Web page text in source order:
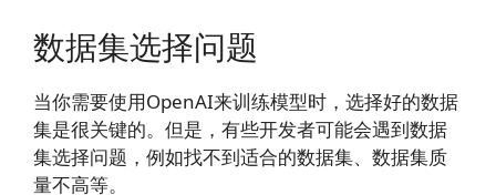
数据集选择问题
当你需要使用OpenAI来训练模型时，选择好的数据
集是很关键的。但是，有些开发者可能会遇到数据
集选择问题，例如找不到适合的数据集、数据集质
量不高等。